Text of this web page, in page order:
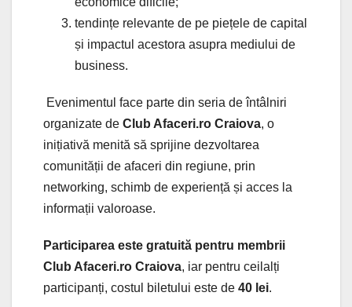
tendințe relevante de pe piețele de capital
și impactul acestora asupra mediului de
business.
Evenimentul face parte din seria de întâlniri
organizate de Club Afaceri.ro Craiova, o
inițiativă menită să sprijine dezvoltarea
comunității de afaceri din regiune, prin
networking, schimb de experiență și acces la
informații valoroase.
Participarea este gratuită pentru membrii
Club Afaceri.ro Craiova, iar pentru ceilalți
participanți, costul biletului este de 40 lei.